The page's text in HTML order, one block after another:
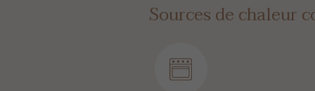
Sources de chaleur